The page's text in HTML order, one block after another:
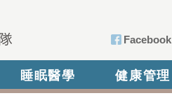
Facebook
睡眠醫學 健康管理